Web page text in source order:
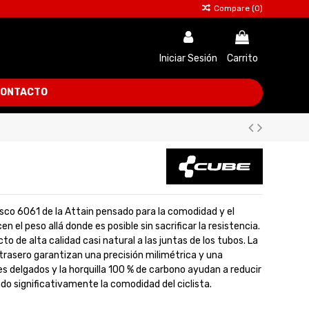
Compare (0)
Iniciar Sesión Carrito
6061 de la Attain pensado para la comodidad y el
el peso allá donde es posible sin sacrificar la resistencia.
de alta calidad casi natural a las juntas de los tubos. La
garantizan una precisión milimétrica y una
y la horquilla 100 % de carbono ayudan a reducir
significativamente la comodidad del ciclista.